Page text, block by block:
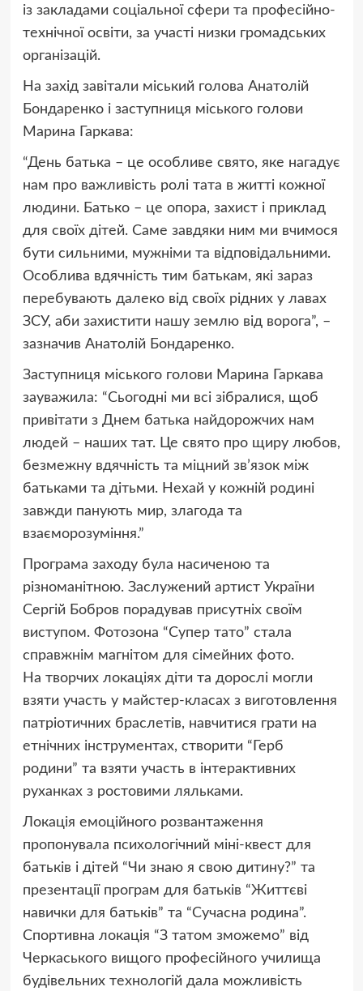
із закладами соціальної сфери та професійно-
технічної освіти, за участі низки громадських
організацій.
На захід завітали міський голова Анатолій
Бондаренко і заступниця міського голови
Марина Гаркава:
“День батька – це особливе свято, яке нагадує
нам про важливість ролі тата в житті кожної
людини. Батько – це опора, захист і приклад
для своїх дітей. Саме завдяки ним ми вчимося
бути сильними, мужніми та відповідальними.
Особлива вдячність тим батькам, які зараз
перебувають далеко від своїх рідних у лавах
ЗСУ, аби захистити нашу землю від ворога”, –
зазначив Анатолій Бондаренко.
Заступниця міського голови Марина Гаркава
зауважила: “Сьогодні ми всі зібралися, щоб
привітати з Днем батька найдорожчих нам
людей – наших тат. Це свято про щиру любов,
безмежну вдячність та міцний зв’язок між
батьками та дітьми. Нехай у кожній родині
завжди панують мир, злагода та
взаєморозуміння.”
Програма заходу була насиченою та
різноманітною. Заслужений артист України
Сергій Бобров порадував присутніх своїм
виступом. Фотозона “Супер тато” стала
справжнім магнітом для сімейних фото.
На творчих локаціях діти та дорослі могли
взяти участь у майстер-класах з виготовлення
патріотичних браслетів, навчитися грати на
етнічних інструментах, створити “Герб
родини” та взяти участь в інтерактивних
руханках з ростовими ляльками.
Локація емоційного розвантаження
пропонувала психологічний міні-квест для
батьків і дітей “Чи знаю я свою дитину?” та
презентації програм для батьків “Життєві
навички для батьків” та “Сучасна родина”.
Спортивна локація “З татом зможемо” від
Черкаського вищого професійного училища
будівельних технологій дала можливість